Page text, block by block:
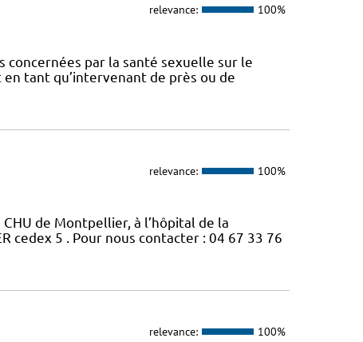
relevance: 100%
concernées par la santé sexuelle sur le
tant qu’intervenant de près ou de
relevance: 100%
de Montpellier, à l’hôpital de la
cedex 5 . Pour nous contacter : 04 67 33 76
relevance: 100%